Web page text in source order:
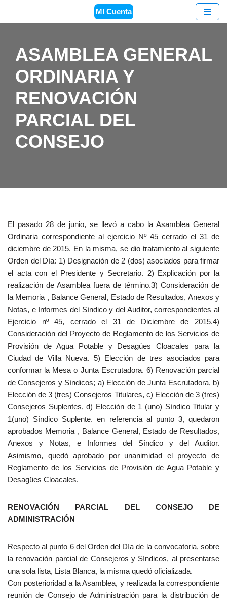
contenido
MI Cuenta
ASAMBLEA GENERAL
ORDINARIA Y
RENOVACIÓN
PARCIAL DEL
CONSEJO
El pasado 28 de junio, se llevó a cabo la Asamblea General
Ordinaria correspondiente al ejercicio Nº 45 cerrado el 31 de
diciembre de 2015. En la misma, se dio tratamiento al siguiente
Orden del Día: 1) Designación de 2 (dos) asociados para firmar
el acta con el Presidente y Secretario. 2) Explicación por la
realización de Asamblea fuera de término.3) Consideración de
la Memoria , Balance General, Estado de Resultados, Anexos y
Notas, e Informes del Síndico y del Auditor, correspondientes al
Ejercicio nº 45, cerrado el 31 de Diciembre de 2015.4)
Consideración del Proyecto de Reglamento de los Servicios de
Provisión de Agua Potable y Desagües Cloacales para la
Ciudad de Villa Nueva. 5) Elección de tres asociados para
conformar la Mesa o Junta Escrutadora. 6) Renovación parcial
de Consejeros y Síndicos; a) Elección de Junta Escrutadora, b)
Elección de 3 (tres) Consejeros Titulares, c) Elección de 3 (tres)
Consejeros Suplentes, d) Elección de 1 (uno) Síndico Titular y
1(uno) Síndico Suplente. en referencia al punto 3, quedaron
aprobados Memoria , Balance General, Estado de Resultados,
Anexos y Notas, e Informes del Síndico y del Auditor.
Asimismo, quedó aprobado por unanimidad el proyecto de
Reglamento de los Servicios de Provisión de Agua Potable y
Desagües Cloacales.
RENOVACIÓN PARCIAL DEL CONSEJO DE
ADMINISTRACIÓN
Respecto al punto 6 del Orden del Día de la convocatoria, sobre
la renovación parcial de Consejeros y Síndicos, al presentarse
una sola lista, Lista Blanca, la misma quedó oficializada.
Con posterioridad a la Asamblea, y realizada la correspondiente
reunión de Consejo de Administración para la distribución de